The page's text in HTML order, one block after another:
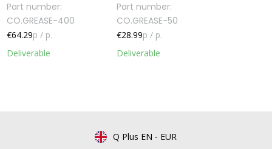
Part number:
CO.GREASE-400
Deliverable
€64.29p / p.
Part number:
CO.GREASE-50
Deliverable
€28.99p / p.
Q Plus EN - EUR